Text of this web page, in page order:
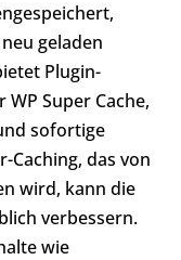
geladen
Plugin-
Super Cache,
sofortige
Caching, das von
wird, kann die
verbessern.
wie